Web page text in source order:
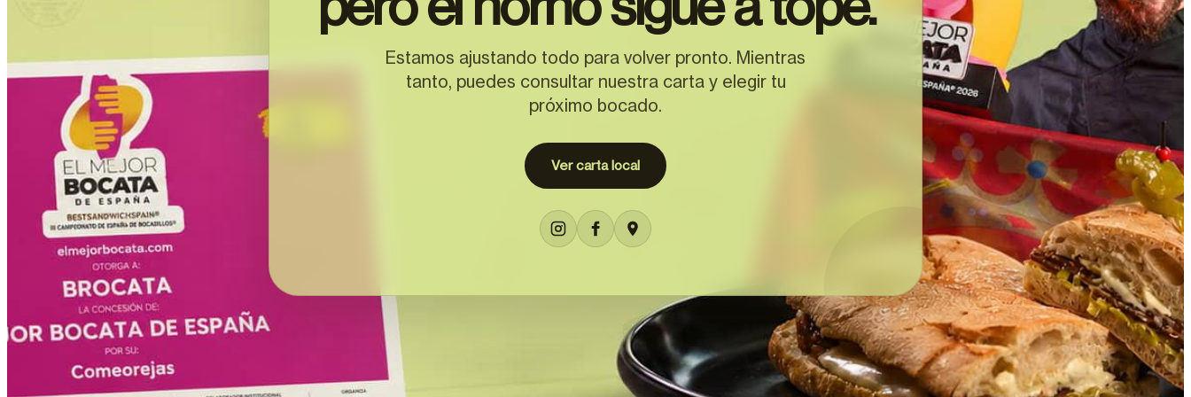
Estamos ajustando todo para volver pronto. Mientras
tanto, puedes consultar nuestra carta y elegir tu
próximo bocado.
Ver carta local